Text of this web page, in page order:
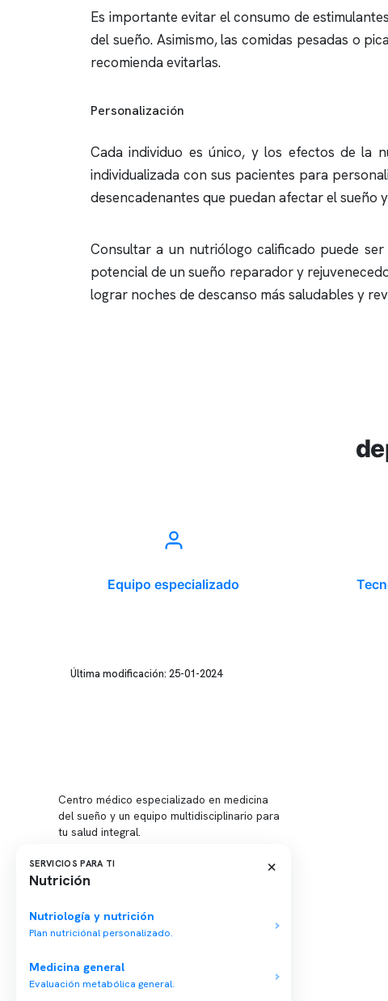
Es importante evitar el consumo de
del sueño. Asimismo, las comidas pesadas o
recomienda evitarlas.
Personalización
Cada individuo es único, y los efectos de la
individualizada con sus pacientes para
desencadenantes que puedan afectar el sueño
Consultar a un nutriólogo calificado puede
potencial de un sueño reparador y
lograr noches de descanso más saludables y
Equipo especializado
Última modificación: 25-01-2024
Centro médico especializado en medicina
del sueño y un equipo multidisciplinario para
tu salud integral.
SERVICIOS PARA TI
Nutrición
×
Nutriología y nutrición
Plan nutriciónal personalizado.
Medicina general
Evaluación metabólica general.